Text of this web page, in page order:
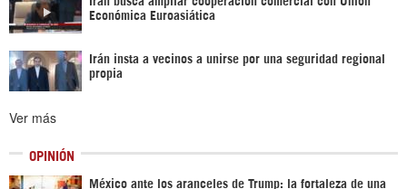
Económica Euroasiática
Irán insta a vecinos a unirse por una seguridad regional
propia
Ver más
OPINIÓN
México ante los aranceles de Trump: la fortaleza de una